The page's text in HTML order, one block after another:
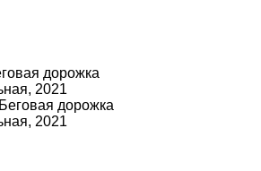
дорожка
2021